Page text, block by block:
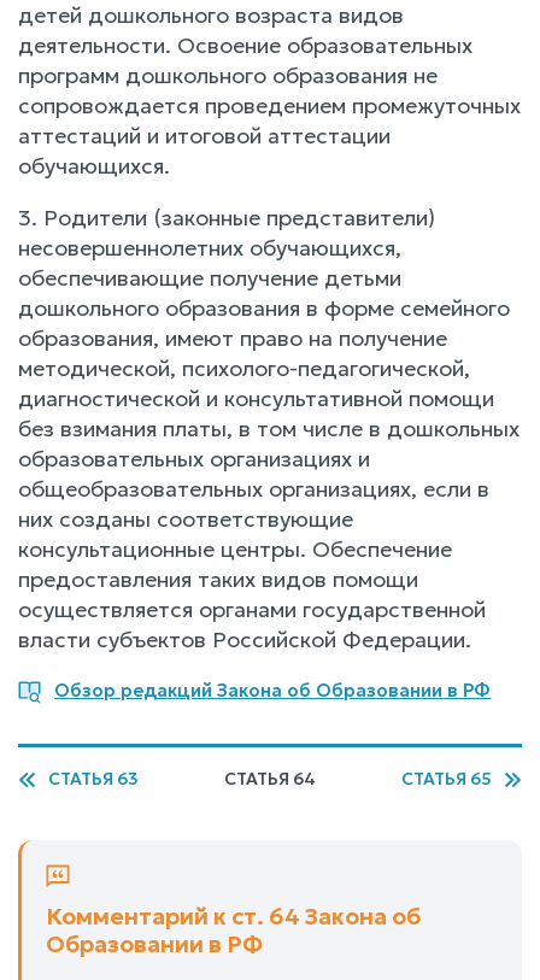
детей дошкольного возраста видов
деятельности. Освоение образовательных
программ дошкольного образования не
сопровождается проведением промежуточных
аттестаций и итоговой аттестации
обучающихся.
3. Родители (законные представители)
несовершеннолетних обучающихся,
обеспечивающие получение детьми
дошкольного образования в форме семейного
образования, имеют право на получение
методической, психолого-педагогической,
диагностической и консультативной помощи
без взимания платы, в том числе в дошкольных
образовательных организациях и
общеобразовательных организациях, если в
них созданы соответствующие
консультационные центры. Обеспечение
предоставления таких видов помощи
осуществляется органами государственной
власти субъектов Российской Федерации.
Обзор редакций Закона об Образовании в РФ
СТАТЬЯ 63 СТАТЬЯ 64 СТАТЬЯ 65
Комментарий к ст. 64 Закона об
Образовании в РФ